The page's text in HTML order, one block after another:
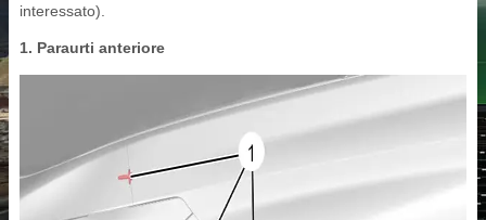
interessato).
1. Paraurti anteriore